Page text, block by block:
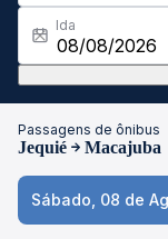
Ida
Passagens de ônibus
Jequié Macajuba
Sábado, 08 de